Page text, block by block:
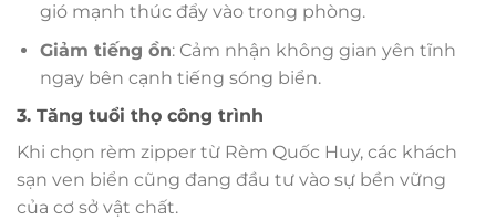
gió mạnh thúc đẩy vào trong phòng.
Giảm tiếng ồn: Cảm nhận không gian yên tĩnh
ngay bên cạnh tiếng sóng biển.
3. Tăng tuổi thọ công trình
Khi chọn rèm zipper từ Rèm Quốc Huy, các khách
sạn ven biển cũng đang đầu tư vào sự bền vững
của cơ sở vật chất.